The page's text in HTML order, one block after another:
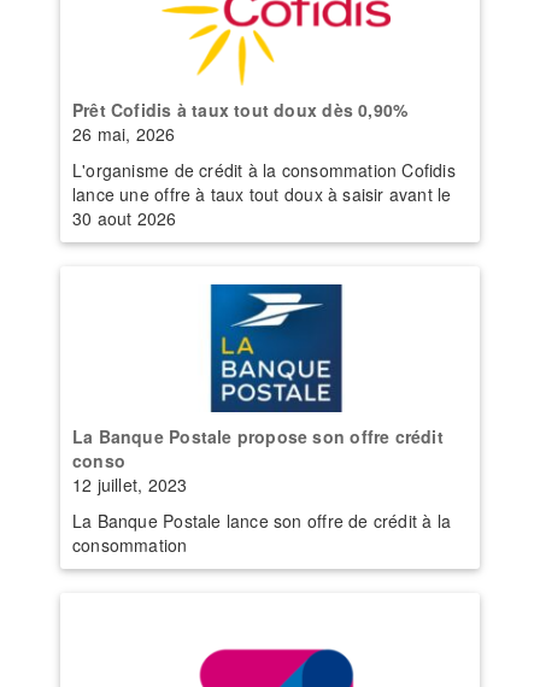
Prêt Cofidis à taux tout doux dès 0,90%
26 mai, 2026
L'organisme de crédit à la consommation Cofidis
lance une offre à taux tout doux à saisir avant le
30 aout 2026
La Banque Postale propose son offre crédit
conso
12 juillet, 2023
La Banque Postale lance son offre de crédit à la
consommation